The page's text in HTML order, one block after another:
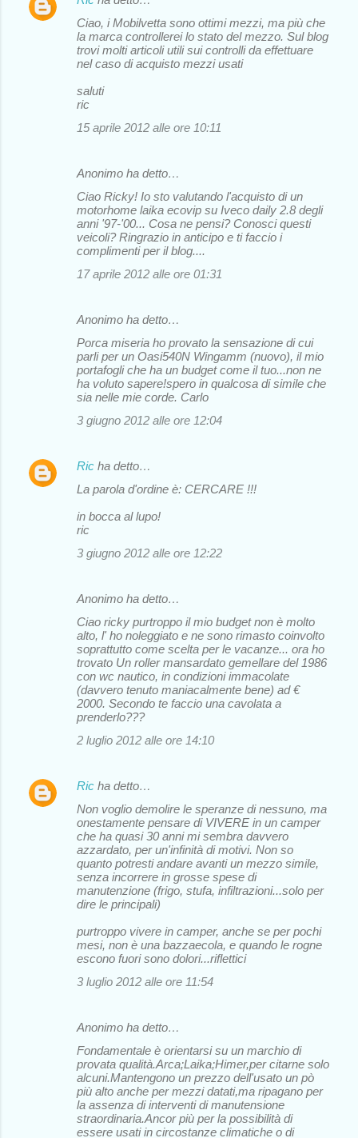
Ciao, i Mobilvetta sono ottimi mezzi, ma più che
la marca controllerei lo stato del mezzo. Sul blog
trovi molti articoli utili sui controlli da effettuare
nel caso di acquisto mezzi usati
saluti
ric
15 aprile 2012 alle ore 10:11
Anonimo ha detto…
Ciao Ricky! Io sto valutando l'acquisto di un
motorhome laika ecovip su Iveco daily 2.8 degli
anni '97-'00... Cosa ne pensi? Conosci questi
veicoli? Ringrazio in anticipo e ti faccio i
complimenti per il blog....
17 aprile 2012 alle ore 01:31
Anonimo ha detto…
Porca miseria ho provato la sensazione di cui
parli per un Oasi540N Wingamm (nuovo), il mio
portafogli che ha un budget come il tuo...non ne
ha voluto sapere!spero in qualcosa di simile che
sia nelle mie corde. Carlo
3 giugno 2012 alle ore 12:04
Ric ha detto…
La parola d'ordine è: CERCARE !!!
in bocca al lupo!
ric
3 giugno 2012 alle ore 12:22
Anonimo ha detto…
Ciao ricky purtroppo il mio budget non è molto
alto, l' ho noleggiato e ne sono rimasto coinvolto
soprattutto come scelta per le vacanze... ora ho
trovato Un roller mansardato gemellare del 1986
con wc nautico, in condizioni immacolate
(davvero tenuto maniacalmente bene) ad €
2000. Secondo te faccio una cavolata a
prenderlo???
2 luglio 2012 alle ore 14:10
Ric ha detto…
Non voglio demolire le speranze di nessuno, ma
onestamente pensare di VIVERE in un camper
che ha quasi 30 anni mi sembra davvero
azzardato, per un'infinità di motivi. Non so
quanto potresti andare avanti un mezzo simile,
senza incorrere in grosse spese di
manutenzione (frigo, stufa, infiltrazioni...solo per
dire le principali)
purtroppo vivere in camper, anche se per pochi
mesi, non è una bazzaecola, e quando le rogne
escono fuori sono dolori...riflettici
3 luglio 2012 alle ore 11:54
Anonimo ha detto…
Fondamentale è orientarsi su un marchio di
provata qualità.Arca;Laika;Himer,per citarne solo
alcuni.Mantengono un prezzo dell'usato un pò
più alto anche per mezzi datati,ma ripagano per
la assenza di interventi di manutensione
straordinaria.Ancor più per la possibilità di
essere usati in circostanze climatiche o di